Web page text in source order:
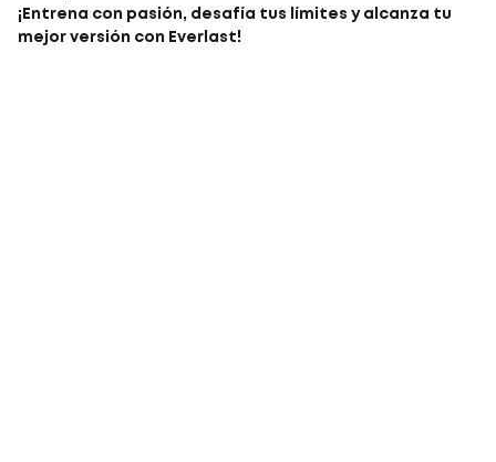
¡Entrena con pasión, desafía tus límites y alcanza tu
mejor versión con Everlast!